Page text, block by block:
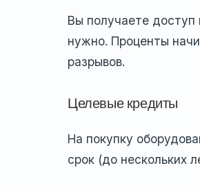
Вы получаете
нужно. Проценты
разрывов.
Целевые кредиты
На покупку
срок (до нескольких